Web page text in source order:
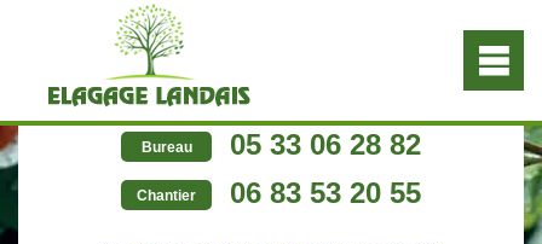
Bureau 05 33 06 28 82
Chantier 06 83 53 20 55